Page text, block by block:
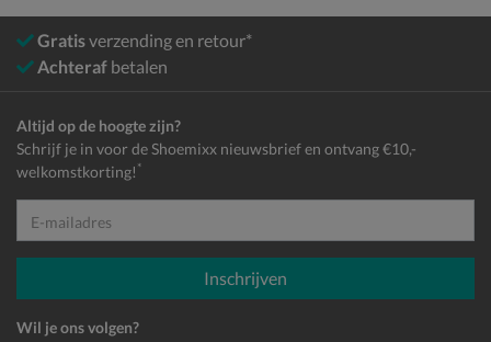
Gratisverzending en retour*
Achteraf betalen
Altijd op de hoogte zijn?
Schrijf je in voor de Shoemixx nieuwsbrief en ontvang €10,-
welkomstkorting! *
E-mailadres
Inschrijven
Wil je ons volgen?